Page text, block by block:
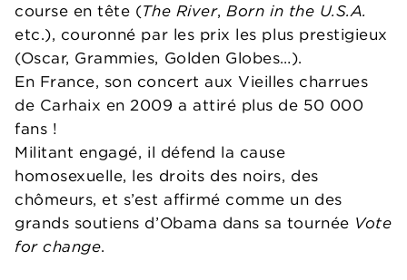
course en tête (The River,Born in the U.S.A.
etc.), couronné par les prix les plus prestigieux
(Oscar, Grammies, Golden Globes…).
En France, son concert aux Vieilles charrues
de Carhaix en 2009 a attiré plus de 50 000
fans !
Militant engagé, il défend la cause
homosexuelle, les droits des noirs, des
chômeurs, et s’est affirmé comme un des
grands soutiens d’Obama dans sa tournée Vote
for change.